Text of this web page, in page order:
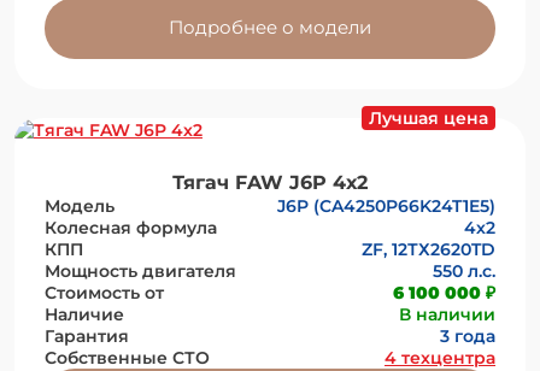
Подробнее о модели
Лучшая цена
Тягач FAW J6P 4х2
Модель
J6P (CA4250P66K24T1E5)
Колесная формула
4х2
КПП
ZF, 12ТХ2620TD
Мощность двигателя
550 л.с.
Стоимость от
6 100 000 ₽
Наличие
В наличии
Гарантия
3 года
Собственные СТО
4 техцентра